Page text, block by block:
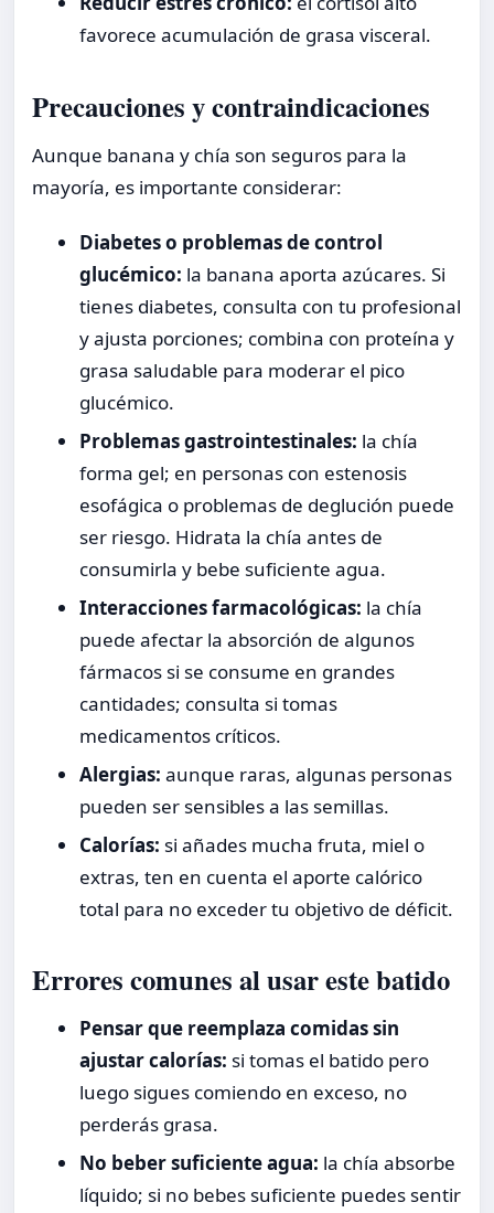
favorece acumulación de grasa visceral.
Precauciones y contraindicaciones
Aunque banana y chía son seguros para la
mayoría, es importante considerar:
Diabetes o problemas de control
glucémico: la banana aporta azúcares. Si
tienes diabetes, consulta con tu profesional
y ajusta porciones; combina con proteína y
grasa saludable para moderar el pico
glucémico.
Problemas gastrointestinales: la chía
forma gel; en personas con estenosis
esofágica o problemas de deglución puede
ser riesgo. Hidrata la chía antes de
consumirla y bebe suficiente agua.
Interacciones farmacológicas: la chía
puede afectar la absorción de algunos
fármacos si se consume en grandes
cantidades; consulta si tomas
medicamentos críticos.
Alergias: aunque raras, algunas personas
pueden ser sensibles a las semillas.
Calorías: si añades mucha fruta, miel o
extras, ten en cuenta el aporte calórico
total para no exceder tu objetivo de déficit.
Errores comunes al usar este batido
Pensar que reemplaza comidas sin
ajustar calorías: si tomas el batido pero
luego sigues comiendo en exceso, no
perderás grasa.
No beber suficiente agua: la chía absorbe
líquido; si no bebes suficiente puedes sentir